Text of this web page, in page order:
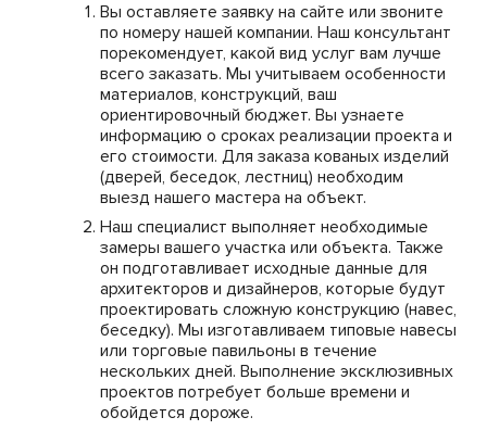
Вы оставляете заявку на сайте или звоните
по номеру нашей компании. Наш консультант
порекомендует, какой вид услуг вам лучше
всего заказать. Мы учитываем особенности
материалов, конструкций, ваш
ориентировочный бюджет. Вы узнаете
информацию о сроках реализации проекта и
его стоимости. Для заказа кованых изделий
(дверей, беседок, лестниц) необходим
выезд нашего мастера на объект.
Наш специалист выполняет необходимые
замеры вашего участка или объекта. Также
он подготавливает исходные данные для
архитекторов и дизайнеров, которые будут
проектировать сложную конструкцию (навес,
беседку). Мы изготавливаем типовые навесы
или торговые павильоны в течение
нескольких дней. Выполнение эксклюзивных
проектов потребует больше времени и
обойдется дороже.